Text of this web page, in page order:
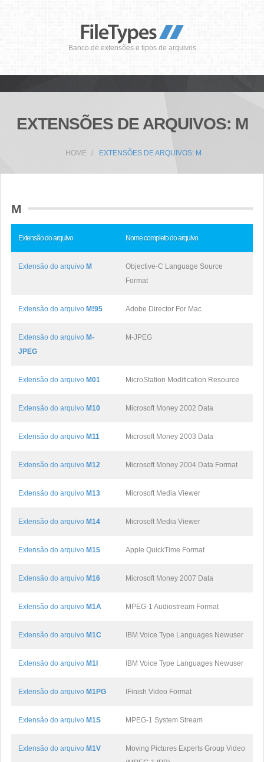
Banco de extensões e tipos de arquivos
EXTENSÕES DE ARQUIVOS: M
HOME EXTENSÕES DE ARQUIVOS: M
M
Extensão do arquivo Nome completo do arquivo
Extensão do arquivo M
Objective-C Language Source
Format
Extensão do arquivo M!95 Adobe Director For Mac
Extensão do arquivo M-
JPEG
M-JPEG
Extensão do arquivo M01 MicroStation Modification Resource
Extensão do arquivo M10 Microsoft Money 2002 Data
Extensão do arquivo M11 Microsoft Money 2003 Data
Extensão do arquivo M12 Microsoft Money 2004 Data Format
Extensão do arquivo M13 Microsoft Media Viewer
Extensão do arquivo M14 Microsoft Media Viewer
Extensão do arquivo M15 Apple QuickTime Format
Extensão do arquivo M16 Microsoft Money 2007 Data
Extensão do arquivo M1A MPEG-1 Audiostream Format
Extensão do arquivo M1C IBM Voice Type Languages Newuser
Extensão do arquivo M1I IBM Voice Type Languages Newuser
Extensão do arquivo M1PG IFinish Video Format
Extensão do arquivo M1S MPEG-1 System Stream
Extensão do arquivo M1V
Moving Pictures Experts Group Video